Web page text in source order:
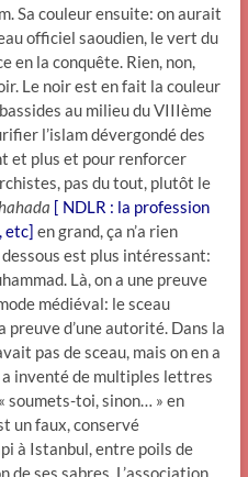
Sa couleur ensuite: on aurait
officiel saoudien, le vert du
en la conquête. Rien, non,
Le noir est en fait la couleur
au milieu du VIIIème
l’islam dévergondé des
et plus et pour renforcer
pas du tout, plutôt le
[ NDLR : la profession
etc] en grand, ça n’a rien
est plus intéressant:
Là, on a une preuve
médiéval: le sceau
preuve d’une autorité. Dans la
pas de sceau, mais on en a
a inventé de multiples lettres
soumets-toi, sinon… » en
un faux, conservé
à Istanbul, entre poils de
ses sabres. L’association